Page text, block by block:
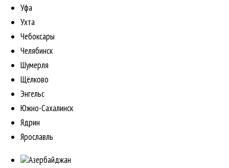
Уфа
Ухта
Чебоксары
Челябинск
Шумерля
Щёлково
Энгельс
Южно-Сахалинск
Ядрин
Ярославль
Азербайджан